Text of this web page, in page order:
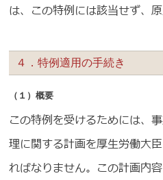
は、この特例には該当せず、
４．特例適用の手続き
（１）概要
この特例を受けるためには、
理に関する計画を厚生労働大
ればなりません。この計画内